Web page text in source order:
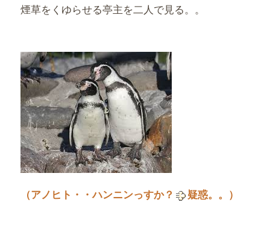
煙草をくゆらせる亭主を二人で見る。。
（アノヒト・・ハンニンっすか？ 疑惑。。）